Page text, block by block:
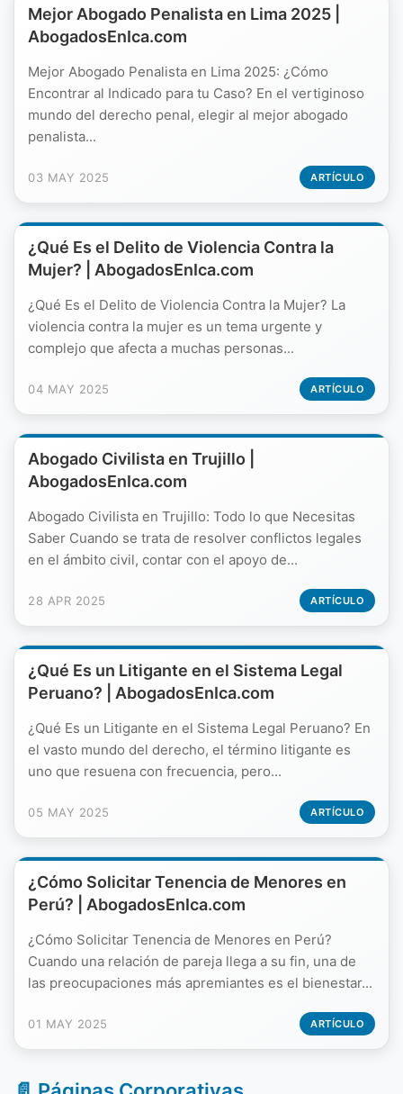
Mejor Abogado Penalista en Lima 2025 |
AbogadosEnIca.com
Mejor Abogado Penalista en Lima 2025: ¿Cómo
Encontrar al Indicado para tu Caso? En el vertiginoso
mundo del derecho penal, elegir al mejor abogado
penalista...
03 MAY 2025 ARTÍCULO
¿Qué Es el Delito de Violencia Contra la
Mujer? | AbogadosEnIca.com
¿Qué Es el Delito de Violencia Contra la Mujer? La
violencia contra la mujer es un tema urgente y
complejo que afecta a muchas personas...
04 MAY 2025 ARTÍCULO
Abogado Civilista en Trujillo |
AbogadosEnIca.com
Abogado Civilista en Trujillo: Todo lo que Necesitas
Saber Cuando se trata de resolver conflictos legales
en el ámbito civil, contar con el apoyo de...
28 APR 2025 ARTÍCULO
¿Qué Es un Litigante en el Sistema Legal
Peruano? | AbogadosEnIca.com
¿Qué Es un Litigante en el Sistema Legal Peruano? En
el vasto mundo del derecho, el término litigante es
uno que resuena con frecuencia, pero...
05 MAY 2025 ARTÍCULO
¿Cómo Solicitar Tenencia de Menores en
Perú? | AbogadosEnIca.com
¿Cómo Solicitar Tenencia de Menores en Perú?
Cuando una relación de pareja llega a su fin, una de
las preocupaciones más apremiantes es el bienestar...
01 MAY 2025 ARTÍCULO